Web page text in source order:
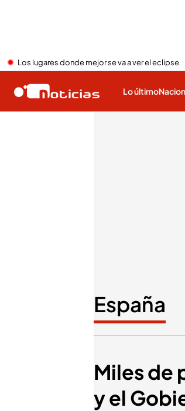
Los lugares donde mejor se va a ver el eclipse
Lo último
España
Miles de
y el